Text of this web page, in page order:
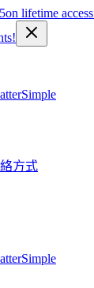
on lifetime access
Simple
方式
Simple